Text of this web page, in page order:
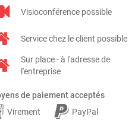
Visioconférence possible
Service chez le client possible
Sur place - à l'adresse de
l'entreprise
de paiement acceptés
Virement
PayPal